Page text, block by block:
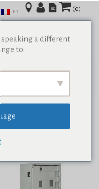
(0)
FR
a different
to: